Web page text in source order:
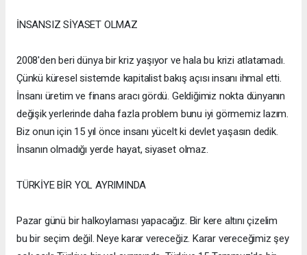
İNSANSIZ SİYASET OLMAZ
2008'den beri dünya bir kriz yaşıyor ve hala bu krizi atlatamadı.
Çünkü küresel sistemde kapitalist bakış açısı insanı ihmal etti.
İnsanı üretim ve finans aracı gördü. Geldiğimiz nokta dünyanın
değişik yerlerinde daha fazla problem bunu iyi görmemiz lazım.
Biz onun için 15 yıl önce insanı yücelt ki devlet yaşasın dedik.
İnsanın olmadığı yerde hayat, siyaset olmaz.
TÜRKİYE BİR YOL AYRIMINDA
Pazar günü bir halkoylaması yapacağız. Bir kere altını çizelim
bu bir seçim değil. Neye karar vereceğiz. Karar vereceğimiz şey